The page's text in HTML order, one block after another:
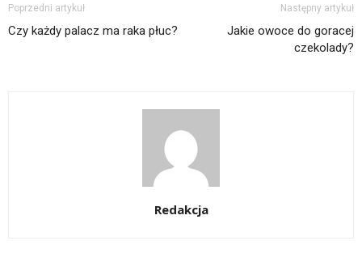
Poprzedni artykuł
Czy każdy palacz ma raka płuc?
Następny artykuł
Jakie owoce do goracej
czekolady?
Redakcja